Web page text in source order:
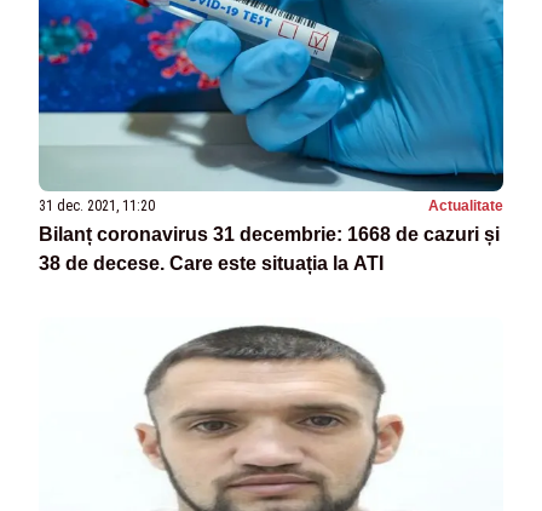
31 dec. 2021, 11:20 Actualitate
Bilanț coronavirus 31 decembrie: 1668 de cazuri și
38 de decese. Care este situația la ATI